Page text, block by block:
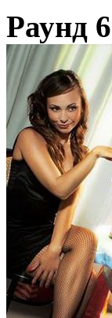
Раунд 6